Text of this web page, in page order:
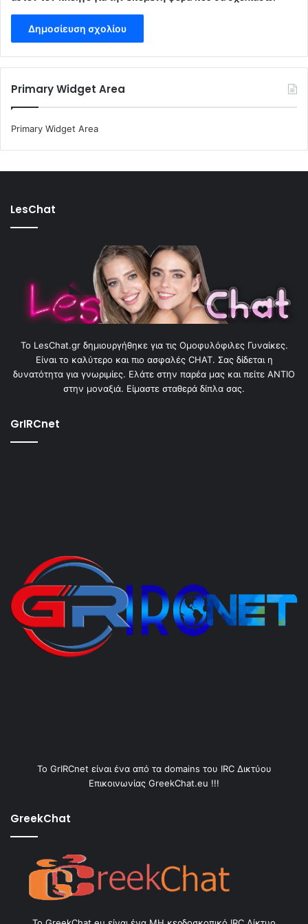
Primary Widget Area
Primary Widget Area
LesChat
To LesChat.gr δημιουργήθηκε για τις Ομοφυλόφιλες Γυναίκες.
Είναι το καλύτερο και πιο ασφαλές CHAT. Σας δίδεται η
δυνατότητα για γνωριμίες. Ελάτε στην παρέα μας και πείτε ΑΝΤΙΟ
στην μοναξιά. Είμαστε σταθερά δίπλα σας.
GrIRCnet
Το GrIRCnet είναι ένα από τα domains του IRC Δικτύου
Επικοινωνίας GreekChat.eu !!!
GreekChat